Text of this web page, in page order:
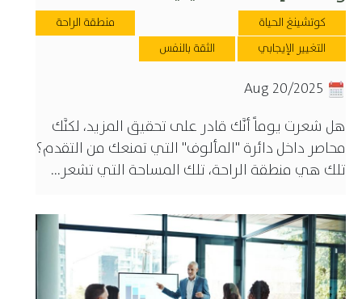
كوتشينغ الحياة
منطقة الراحة
التغيير الإيجابي
الثقة بالنفس
هل شعرت يوماً أنَّك قادر على تحقيق المزيد، لكنَّك
محاصر داخل دائرة "المألوف" التي تمنعك من التقدم؟
تلك هي منطقة الراحة، تلك المساحة التي تشعر...